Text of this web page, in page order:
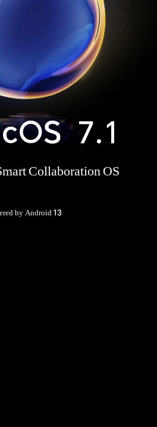
Collaboration OS
by Android 13